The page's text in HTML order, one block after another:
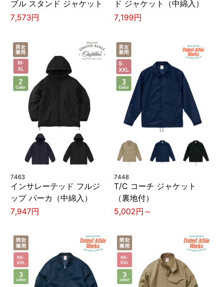
ブル スタンド ジャケット
7,573円
ド ジャケット（中綿入）
7,199円
7463
インサレーテッド フルジ
ップ パーカ（中綿入）
7,947円
7448
T/C コーチ ジャケット
（裏地付）
5,002円～